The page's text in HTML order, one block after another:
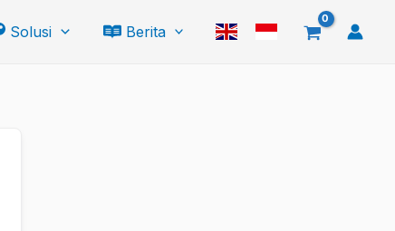
Solusi
Berita